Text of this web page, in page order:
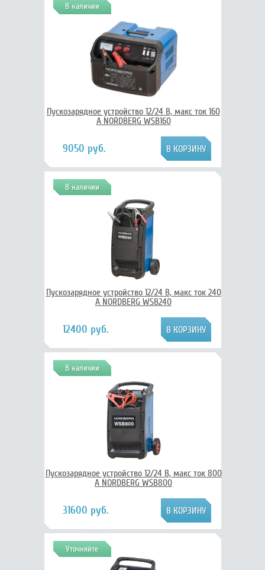
В наличии
Пускозарядное устройство 12/24 В, макс ток 160
A NORDBERG WSB160
9050 руб.
В наличии
Пускозарядное устройство 12/24 В, макс ток 240
A NORDBERG WSB240
12400 руб.
В наличии
Пускозарядное устройство 12/24 В, макс ток 800
A NORDBERG WSB800
31600 руб.
Уточняйте